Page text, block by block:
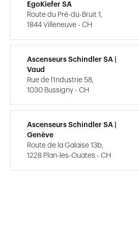
EgoKiefer SA
Route du Pré-du-Bruit 1,
1844 Villeneuve - CH
Ascenseurs Schindler SA |
Vaud
Rue de l'Industrie 58,
1030 Bussigny - CH
Ascenseurs Schindler SA |
Genève
Route de la Galaise 13b,
1228 Plan-les-Ouates - CH